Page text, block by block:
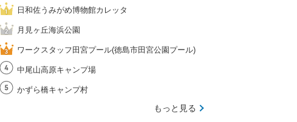
日和佐うみがめ博物館カレッタ
月見ヶ丘海浜公園
ワークスタッフ田宮プール(徳島市田宮公園プール)
中尾山高原キャンプ場
かずら橋キャンプ村
もっと見る